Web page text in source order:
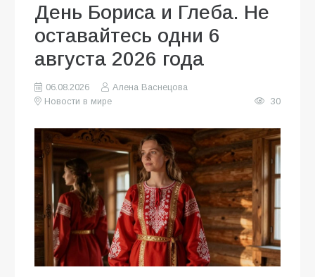
День Бориса и Глеба. Не
оставайтесь одни 6
августа 2026 года
06.08.2026
Алена Васнецова
Новости в мире
30